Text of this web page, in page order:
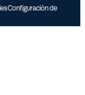
Configuración de